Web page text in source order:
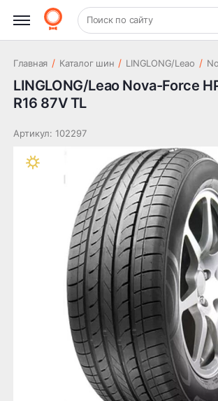
+7 (831) 261-35-35 Шиномонтаж
Поиск по сайту
HP100 195/55 R16 87V TL
Главная / Каталог шин / LINGLONG/Leao /
LINGLONG/Leao Nova-Force
R16 87V TL
Артикул: 102297